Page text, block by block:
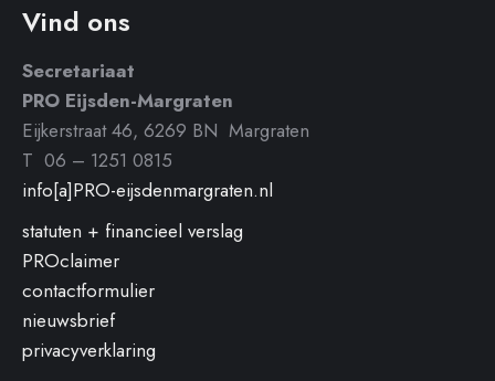
Vind ons
Secretariaat
PRO Eijsden-Margraten
Eijkerstraat 46, 6269 BN Margraten
T 06 – 1251 0815
info[a]PRO-eijsdenmargraten.nl
statuten + financieel verslag
PROclaimer
contactformulier
nieuwsbrief
privacyverklaring